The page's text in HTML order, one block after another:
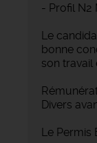
- Profil N2
Le
bonne
son travail
Divers
Le Permis